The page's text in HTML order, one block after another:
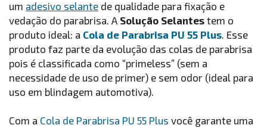
um adesivo selante de qualidade para fixação e
vedação do parabrisa. A Solução Selantes tem o
produto ideal: a Cola de Parabrisa PU 55 Plus. Esse
produto faz parte da evolução das colas de parabrisa
pois é classificada como “primeless” (sem a
necessidade de uso de primer) e sem odor (ideal para
uso em blindagem automotiva).
Com a Cola de Parabrisa PU 55 Plus você garante uma